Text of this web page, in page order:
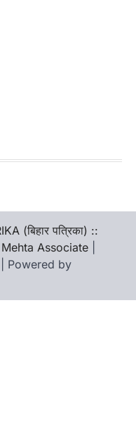
(बिहार पत्रिका) ::
Mehta Associate
| Powered by